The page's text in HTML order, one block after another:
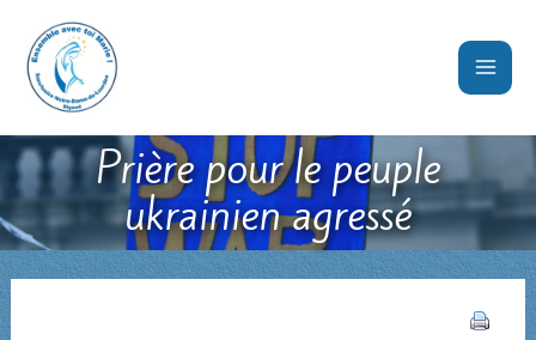
contenu
Prière pour le peuple
ukrainien agressé